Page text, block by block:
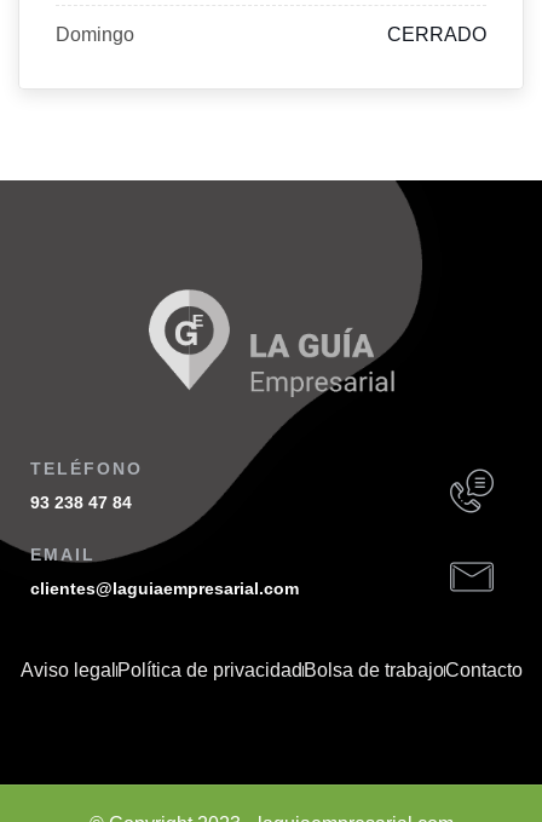
Domingo CERRADO
TELÉFONO
93 238 47 84
EMAIL
clientes@laguiaempresarial.com
Aviso legal Política de privacidadBolsa de trabajoContacto